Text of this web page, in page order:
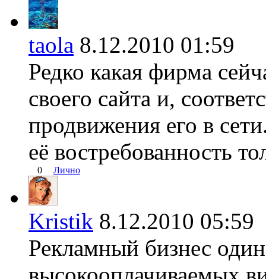
taola 8.12.2010 01:59
Редко какая фирма
своего сайта и,
продвижения его в
её востребованность
0 Лично
Kristik 8.12.2010
Рекламный бизнес